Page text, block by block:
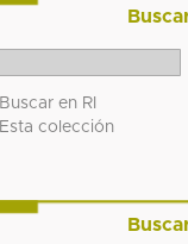
Buscar en RI
Esta colección